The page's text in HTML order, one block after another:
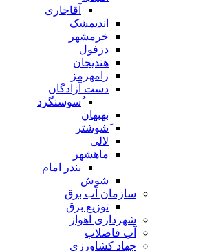
آقاجاری
اندیمشک
خرمشهر
دزفول
هندیجان
رامهرمز
دست آزادگان
ُسوسنگرد
بهبهان
َشوشتر
لالی
ماهشهر
بندر امام
شوش
سازمان آب برق
توزیع برق
شهرداری اهواز
آب فاضلاب
جهاد کشاورزی